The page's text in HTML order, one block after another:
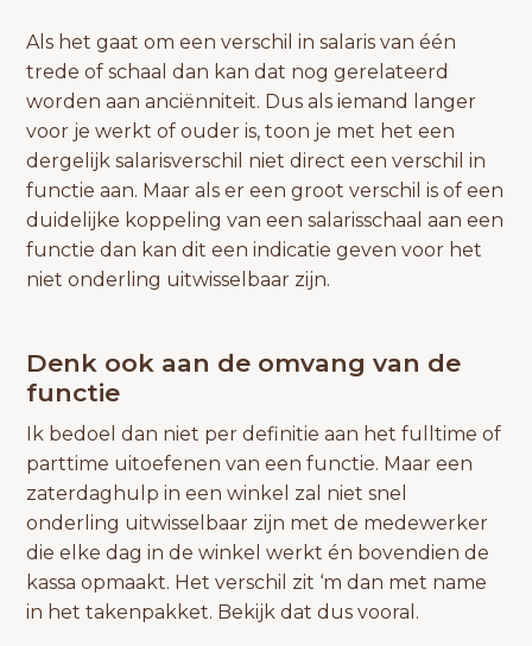
Als het gaat om een verschil in salaris van één
trede of schaal dan kan dat nog gerelateerd
worden aan anciënniteit. Dus als iemand langer
voor je werkt of ouder is, toon je met het een
dergelijk salarisverschil niet direct een verschil in
functie aan. Maar als er een groot verschil is of een
duidelijke koppeling van een salarisschaal aan een
functie dan kan dit een indicatie geven voor het
niet onderling uitwisselbaar zijn.
Denk ook aan de omvang van de
functie
Ik bedoel dan niet per definitie aan het fulltime of
parttime uitoefenen van een functie. Maar een
zaterdaghulp in een winkel zal niet snel
onderling uitwisselbaar zijn met de medewerker
die elke dag in de winkel werkt én bovendien de
kassa opmaakt. Het verschil zit ‘m dan met name
in het takenpakket. Bekijk dat dus vooral.